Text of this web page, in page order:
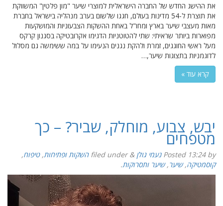
את ההישג החדש של החברה הישראלית למוצרי שיער "מון פלטין" המשווקת
את תוצרת ל-54 מדינות בעולם, חגגו שלשום בערב מנהליה בישראל בחברת
מאות מעצבי שיער בארץ ומחו"ל באחת ההשקות הצבעוניות והמושקעות
מפוארות ביותר שראיתי: שתי להטוטניות הדגימו אקרובטיקה בסגנון קרקס
מעל ראשי החוגגים, זמרת ולהקת נגנים הנעימו על במה ששימשה גם מסלול
לדוגמניות בתצוגות שיער,…
קרא עוד »
יבש, צבוע, מוחלק, שביר? – כך
מטפחים
Posted 13:24by נעמי גולן &
filed under השקות ופתיחות,טיפוח,
קוסמטיקה,שיער,שיער ותסרוקות.